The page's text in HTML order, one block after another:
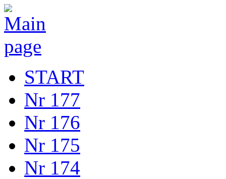
START
Nr 177
Nr 176
Nr 175
Nr 174